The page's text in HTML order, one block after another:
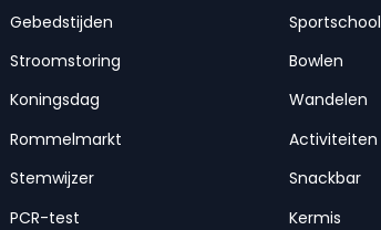
Gebedstijden
Stroomstoring
Koningsdag
Rommelmarkt
Stemwijzer
PCR-test
Sportschool
Bowlen
Wandelen
Activiteiten
Snackbar
Kermis